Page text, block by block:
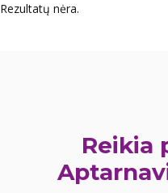
Rezultatų nėra.
Reikia